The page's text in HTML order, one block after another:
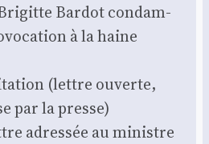
Bar­dot condam­
à la haine
(lettre ouverte,
par la presse)
adres­sée au ministre